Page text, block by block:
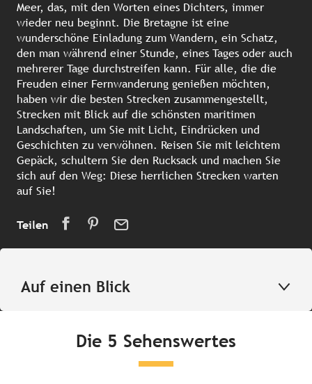
Meer, das, mit den Worten eines Dichters, immer
wieder neu beginnt. Die Bretagne ist eine
wunderschöne Einladung zum Wandern, ein Schatz,
den man während einer Stunde, eines Tages oder auch
mehrerer Tage durchstreifen kann. Für alle, die die
Freuden einer Fernwanderung genießen möchten,
haben wir die besten Strecken zusammengestellt,
Strecken mit Blick auf die schönsten maritimen
Landschaften, um Sie mit Licht, Eindrücken und
Geschichten zu verwöhnen. Reisen Sie mit leichtem
Gepäck, schultern Sie den Rucksack und machen Sie
sich auf den Weg: Diese herrlichen Strecken warten
auf Sie!
Teilen
Auf einen Blick
Die 5 Sehenswertes